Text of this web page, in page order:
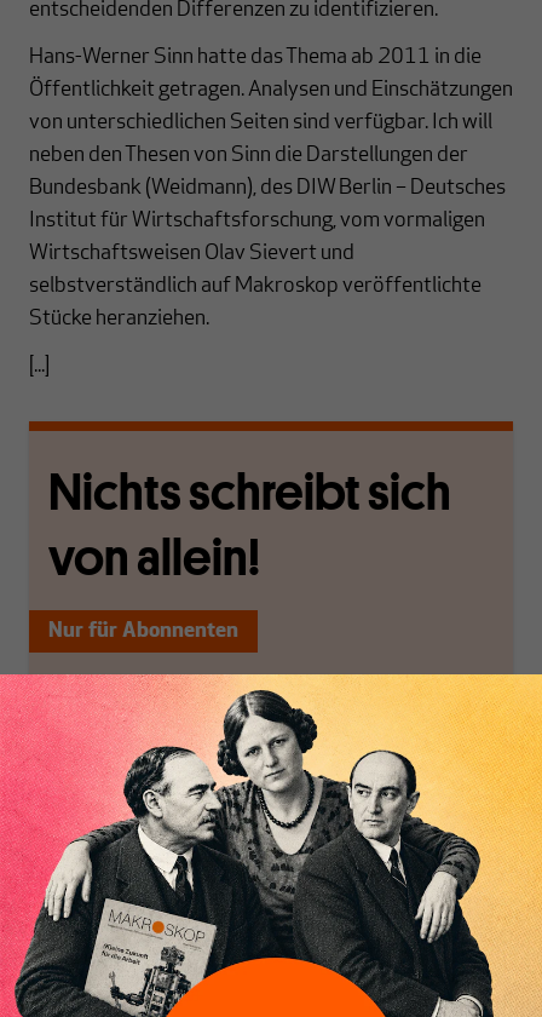
entscheidenden Differenzen zu identifizieren.
Hans-Werner Sinn hatte das Thema ab 2011 in die
Öffentlichkeit getragen. Analysen und Einschätzungen
von unterschiedlichen Seiten sind verfügbar. Ich will
neben den Thesen von Sinn die Darstellungen der
Bundesbank (Weidmann), des DIW Berlin – Deutsches
Institut für Wirtschaftsforschung, vom vormaligen
Wirtschaftsweisen Olav Sievert und
selbstverständlich auf Makroskop veröffentlichte
Stücke heranziehen.
[...]
Nichts schreibt sich
von allein!
Nur für Abonnenten
MAKROSKOP analysiert
wirtschaftspolitische
Themen aus einer
postkeynesianischen
Perspektive und ist damit
in Deutschland einzigartig.
MAKROSKOP steht für
das große Ganze. Wir
haben einen Blick auf
Geld, Wirtschaft und
Politik, den Sie so
woanders nicht finden.
Wir verlassen die
journalistische Filterblase,
in der sich viele
eingerichtet haben. Wir
öffnen Fenster und
bringen frische Luft in die
engen und verstaubten
Debattenräume.
Brauchen Sie auch frische
Luft? Dann folgen Sie
einfach dem Button.